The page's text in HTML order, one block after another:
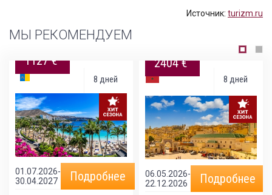
Источник: turizm.ru
МЫ РЕКОМЕНДУЕМ
8 дней
1127 €
01.07.2026-
30.04.2027
Подробнее
8 дней
2404 €
06.05.2026-
22.12.2026
Подробнее